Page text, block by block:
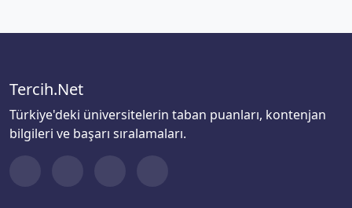
Tercih.Net
Türkiye'deki üniversitelerin taban puanları, kontenjan
bilgileri ve başarı sıralamaları.